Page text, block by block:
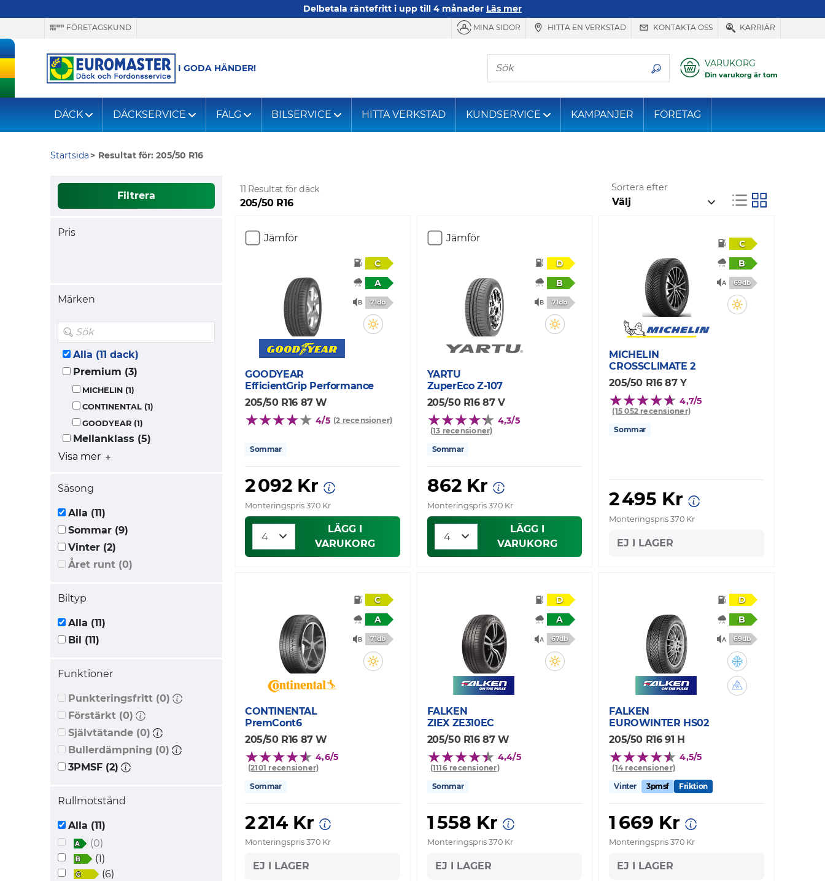
Delbetala räntefritt i upp till 4 månader Läs mer
FÖRETAGSKUND MINA SIDOR HITTA EN VERKSTAD KONTAKTA OSS KARRIÄR
I GODA HÄNDER!
Sök VARUKORG
Din varukorg är tom
DÄCK DÄCKSERVICE FÄLG BILSERVICE HITTA VERKSTAD KUNDSERVICE KAMPANJER FÖRETAG
Startsida Resultat för: 205/50 R16
Filtrera
Pris
Märken
Alla (11 dack)
Premium (3)
MICHELIN (1)
CONTINENTAL (1)
GOODYEAR (1)
Mellanklass (5)
Visa mer
Säsong
Alla (11)
Sommar (9)
Vinter (2)
Året runt (0)
Biltyp
Alla (11)
Bil (11)
Funktioner
Punkteringsfritt (0)
Förstärkt (0)
Självtätande (0)
Bullerdämpning (0)
3PMSF (2)
Rullmotstånd
Alla (11)
(0)
(1)
(6)
11 Resultat för däck
205/50 R16
Sortera efter
Jämför
C
A
71db
GOODYEAR
EfficientGrip Performance
205/50 R16 87 W
4/5 (2 recensioner)
Sommar
2 092 Kr
Monteringspris 370 Kr
LÄGG I
VARUKORG
Jämför
D
B
71db
YARTU
ZuperEco Z-107
205/50 R16 87 V
4,3/5
(13 recensioner)
Sommar
862 Kr
Monteringspris 370 Kr
LÄGG I
VARUKORG
C
B
69db
MICHELIN
CROSSCLIMATE 2
205/50 R16 87 Y
4,7/5
(15 052 recensioner)
Sommar
2 495 Kr
Monteringspris 370 Kr
EJ I LAGER
C
A
71db
CONTINENTAL
PremCont6
205/50 R16 87 W
4,6/5
(2101 recensioner)
Sommar
2 214 Kr
Monteringspris 370 Kr
EJ I LAGER
D
A
67db
FALKEN
ZIEX ZE310EC
205/50 R16 87 W
4,4/5
(1116 recensioner)
Sommar
1 558 Kr
Monteringspris 370 Kr
EJ I LAGER
D
B
69db
FALKEN
EUROWINTER HS02
205/50 R16 91 H
4,5/5
(14 recensioner)
Vinter
3pmsf Friktion
1 669 Kr
Monteringspris 370 Kr
EJ I LAGER